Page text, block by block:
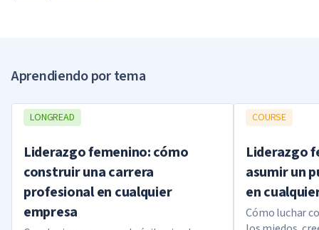
Al final, recibirás recomendaciones
concretas sobre cómo organizar las
vacaciones según tu tipo de descanso
ideal.
Aprendiendo por tema
LONGREAD
Liderazgo femenino: cómo
construir una carrera
profesional en cualquier
empresa
COURSE
Liderazgo
asumir un
en
Cómo luchar